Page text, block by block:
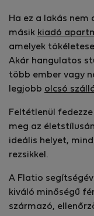
Ha ez a lakás nem
másik kiadó
amelyek
Akár hangulatos
több ember vagy
legjobb olcsó
Feltétlenül
meg az
ideális helyet,
rezsikkel.
A Flatio
kiváló minőségű
származó,